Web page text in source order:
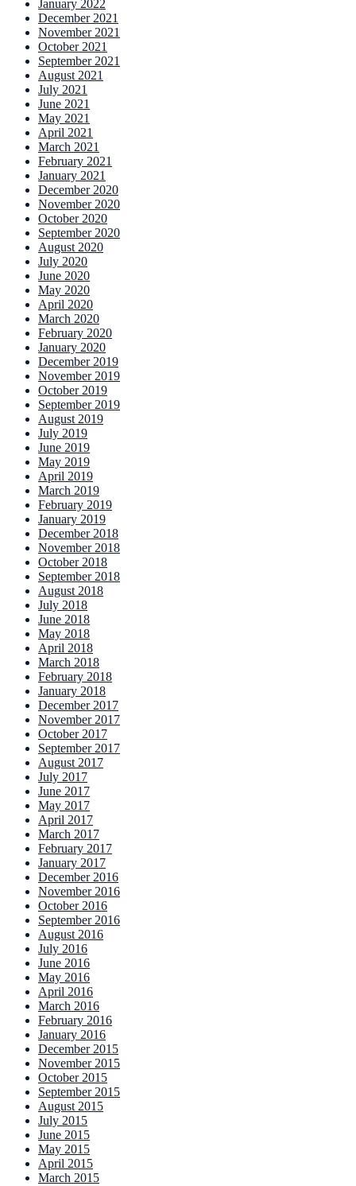
January 2022
December 2021
November 2021
October 2021
September 2021
August 2021
July 2021
June 2021
May 2021
April 2021
March 2021
February 2021
January 2021
December 2020
November 2020
October 2020
September 2020
August 2020
July 2020
June 2020
May 2020
April 2020
March 2020
February 2020
January 2020
December 2019
November 2019
October 2019
September 2019
August 2019
July 2019
June 2019
May 2019
April 2019
March 2019
February 2019
January 2019
December 2018
November 2018
October 2018
September 2018
August 2018
July 2018
June 2018
May 2018
April 2018
March 2018
February 2018
January 2018
December 2017
November 2017
October 2017
September 2017
August 2017
July 2017
June 2017
May 2017
April 2017
March 2017
February 2017
January 2017
December 2016
November 2016
October 2016
September 2016
August 2016
July 2016
June 2016
May 2016
April 2016
March 2016
February 2016
January 2016
December 2015
November 2015
October 2015
September 2015
August 2015
July 2015
June 2015
May 2015
April 2015
March 2015